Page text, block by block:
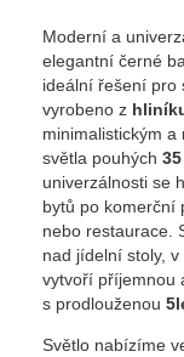
Moderní a
elegantní černé
ideální řešení pro
vyrobeno z
minimalistickým
světla pouhých
univerzálnosti se
bytů po komerční
nebo restaurace.
nad jídelní stoly,
vytvoří příjemnou
s prodlouženou
Světlo nabízíme